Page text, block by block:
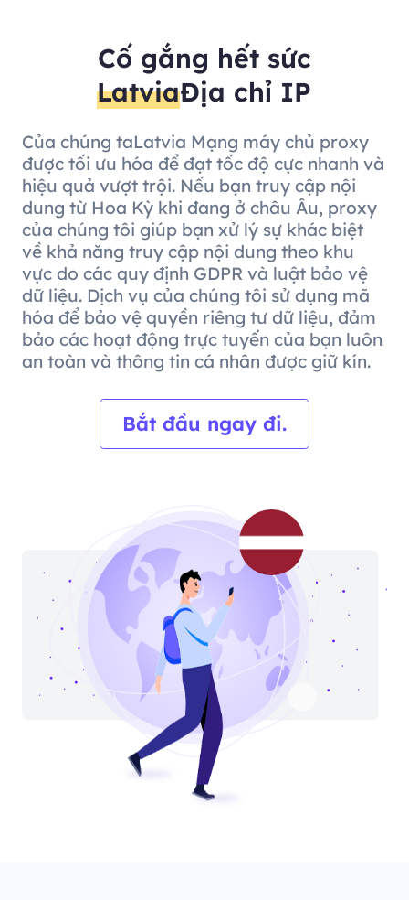
Cố gắng hết sức
LatviaĐịa chỉ IP
Của chúng taLatvia Mạng máy chủ proxy
được tối ưu hóa để đạt tốc độ cực nhanh và
hiệu quả vượt trội. Nếu bạn truy cập nội
dung từ Hoa Kỳ khi đang ở châu Âu, proxy
của chúng tôi giúp bạn xử lý sự khác biệt
về khả năng truy cập nội dung theo khu
vực do các quy định GDPR và luật bảo vệ
dữ liệu. Dịch vụ của chúng tôi sử dụng mã
hóa để bảo vệ quyền riêng tư dữ liệu, đảm
bảo các hoạt động trực tuyến của bạn luôn
an toàn và thông tin cá nhân được giữ kín.
Bắt đầu ngay đi.